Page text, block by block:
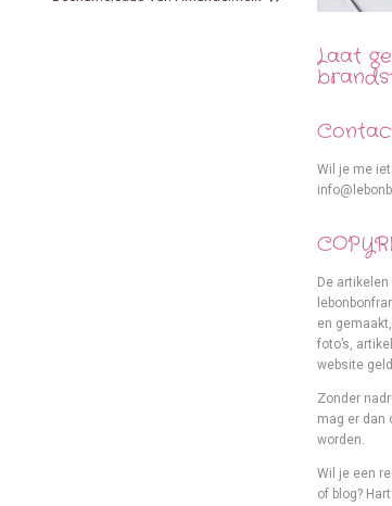
Laat
Wil je me
De artikelen
en
foto’s,
website
Zonder
mag er dan
worden.
Wil je een
of blog?